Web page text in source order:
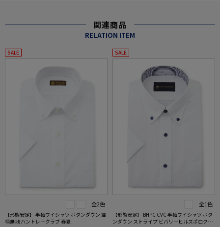
関連商品
RELATION ITEM
SALE
全2色
【形態安定】 半袖ワイシャツ ボタンダウン 織
柄無地 ハントレークラブ 春夏
SALE
全1色
【形態安定】 BHPC CVC 半袖ワイシャツ ボタ
ンダウン ストライプ ビバリーヒルズポロクラ